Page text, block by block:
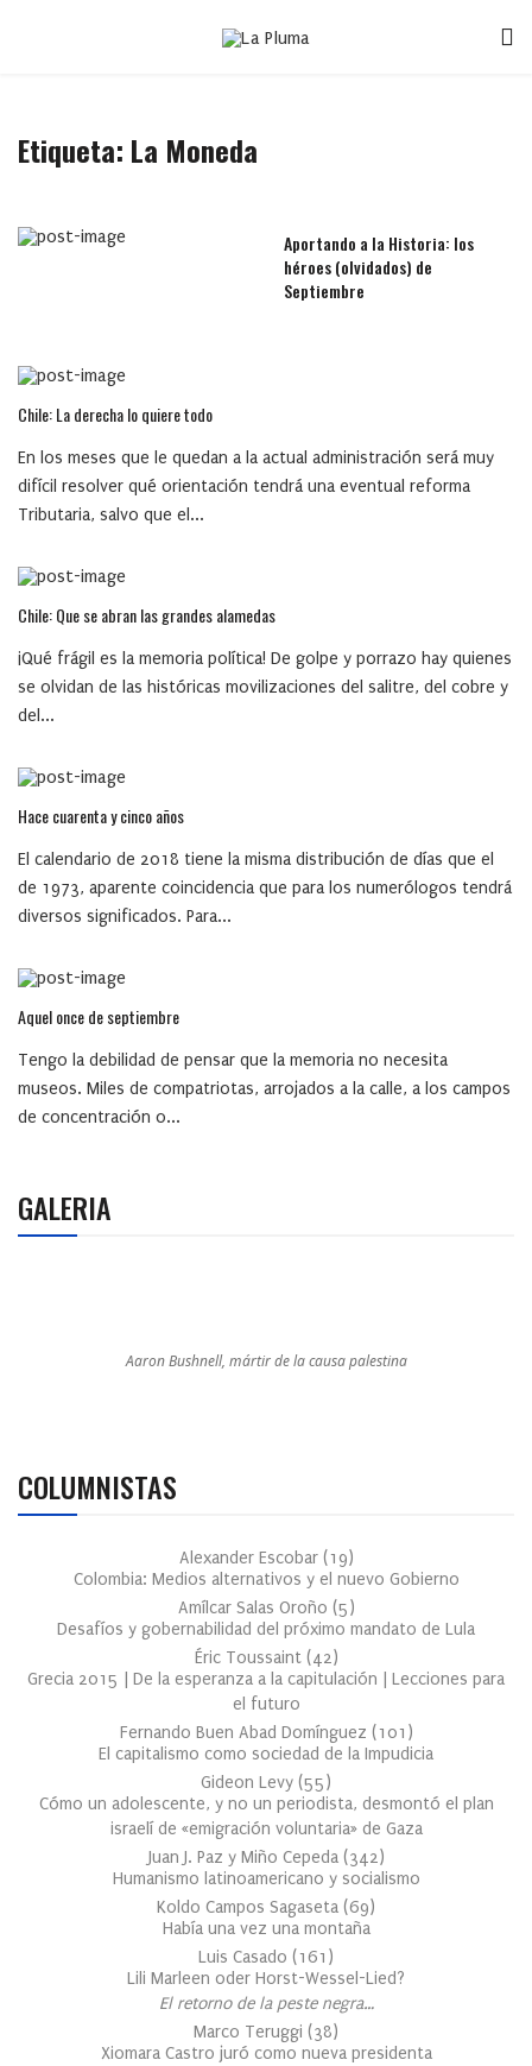
Etiqueta: La Moneda
Aportando a la Historia: los
héroes (olvidados) de
Septiembre
Chile: La derecha lo quiere todo
En los meses que le quedan a la actual administración será muy
difícil resolver qué orientación tendrá una eventual reforma
Tributaria, salvo que el...
Chile: Que se abran las grandes alamedas
¡Qué frágil es la memoria política! De golpe y porrazo hay quienes
se olvidan de las históricas movilizaciones del salitre, del cobre y
del...
Hace cuarenta y cinco años
El calendario de 2018 tiene la misma distribución de días que el
de 1973, aparente coincidencia que para los numerólogos tendrá
diversos significados. Para...
Aquel once de septiembre
Tengo la debilidad de pensar que la memoria no necesita
museos. Miles de compatriotas, arrojados a la calle, a los campos
de concentración o...
GALERIA
Aaron Bushnell, mártir de la causa palestina
COLUMNISTAS
Alexander Escobar (19)
Colombia: Medios alternativos y el nuevo Gobierno
Amílcar Salas Oroño (5)
Desafíos y gobernabilidad del próximo mandato de Lula
Éric Toussaint (42)
Grecia 2015 | De la esperanza a la capitulación | Lecciones para
el futuro
Fernando Buen Abad Domínguez (101 )
El capitalismo como sociedad de la Impudicia
Gideon Levy (55)
Cómo un adolescente, y no un periodista, desmontó el plan
israelí de «emigración voluntaria» de Gaza
Juan J. Paz y Miño Cepeda (342)
Humanismo latinoamericano y socialismo
Koldo Campos Sagaseta (69)
Había una vez una montaña
Luis Casado (161 )
Lili Marleen oder Horst-Wessel-Lied?
El retorno de la peste negra…
Marco Teruggi (38)
Xiomara Castro juró como nueva presidenta